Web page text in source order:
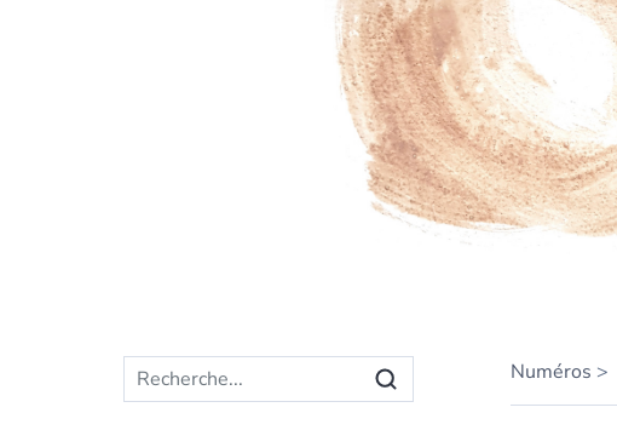
Menu principal Numéros